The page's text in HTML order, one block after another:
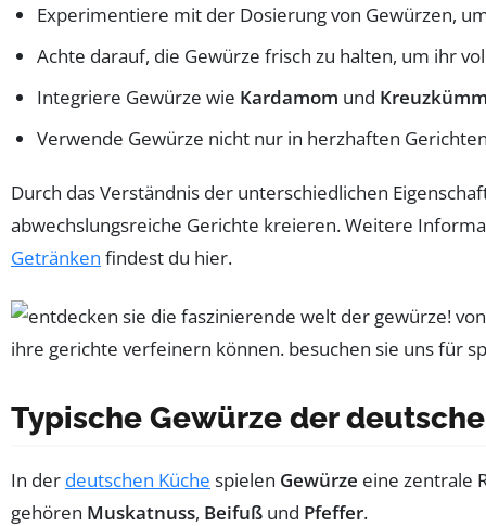
Experimentiere mit der Dosierung von Gewürzen,
Achte darauf, die Gewürze frisch zu halten, um ihr
Integriere Gewürze wie Kardamom und
Verwende Gewürze nicht nur in herzhaften
Durch das Verständnis der unterschiedlichen
abwechslungsreiche Gerichte kreieren. Weitere
Getränken findest du hier.
Typische Gewürze der
In der deutschen Küche spielen Gewürze eine zentrale
gehören Muskatnuss, Beifuß und Pfeffer.